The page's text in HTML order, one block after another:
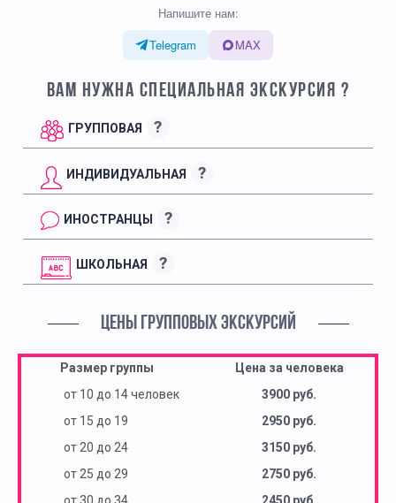
Напишите нам:
Telegram
MAX
ВАМ НУЖНА СПЕЦИАЛЬНАЯ ЭКСКУРСИЯ ?
ГРУППОВАЯ ?
ИНДИВИДУАЛЬНАЯ ?
ИНОСТРАНЦЫ ?
ШКОЛЬНАЯ ?
ЦЕНЫ ГРУППОВЫХ ЭКСКУРСИЙ
Размер группы
Цена за человека
от 10 до 14 человек
3900 руб.
от 15 до 19
2950 руб.
от 20 до 24
3150 руб.
от 25 до 29
2750 руб.